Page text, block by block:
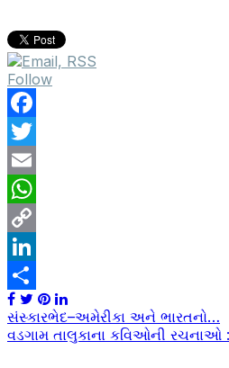
Follow
Facebook
Twitter
Email
WhatsApp
Copy
Link
LinkedIn
Share
Post
navigation
સંસ્કારભેદ–અમેરીકા અને ભારતનો…
વડગામ તાલુકાના કવિઓની રચનાઓ